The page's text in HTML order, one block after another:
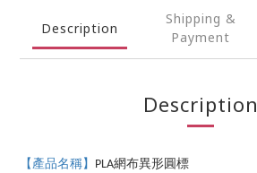
Description
Shipping &
Payment
Description
【產品名稱】 PLA網布異形圓標